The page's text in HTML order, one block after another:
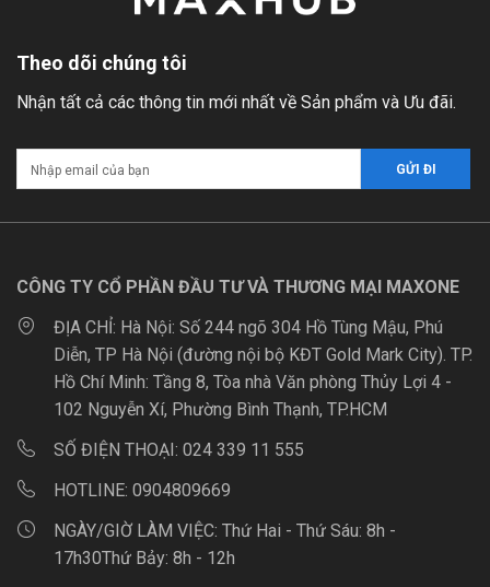
Theo dõi chúng tôi
Nhận tất cả các thông tin mới nhất về Sản phẩm và Ưu đãi.
CÔNG TY CỔ PHẦN ĐẦU TƯ VÀ THƯƠNG MẠI MAXONE
ĐỊA CHỈ: Hà Nội: Số 244 ngõ 304 Hồ Tùng Mậu, Phú
Diễn, TP Hà Nội (đường nội bộ KĐT Gold Mark City). TP.
Hồ Chí Minh: Tầng 8, Tòa nhà Văn phòng Thủy Lợi 4 -
102 Nguyễn Xí, Phường Bình Thạnh, TP.HCM
SỐ ĐIỆN THOẠI: 024 339 11 555
HOTLINE: 0904809669
NGÀY/GIỜ LÀM VIỆC: Thứ Hai - Thứ Sáu: 8h -
17h30Thứ Bảy: 8h - 12h